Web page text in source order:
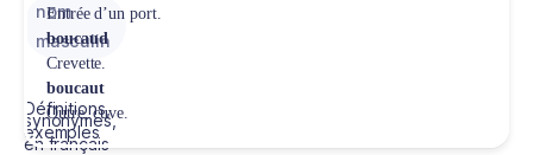
nom
masculin
Définitions,
synonymes,
exemples
en français
Entrée d’un port.
boucaud
Crevette.
boucaut
Outre, cuve.